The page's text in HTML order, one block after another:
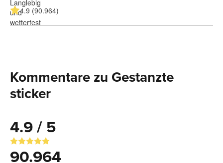
4.9 (90.964)
Kommentare zu Gestanzte
sticker
4.9 / 5
90.964